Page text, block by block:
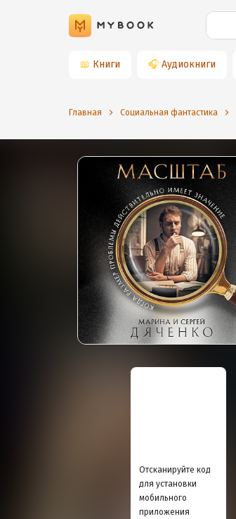
📖 Книги 🎧 Аудиокниги
Главная Социальная фантастика
Отсканируйте код
для установки
мобильного
приложения